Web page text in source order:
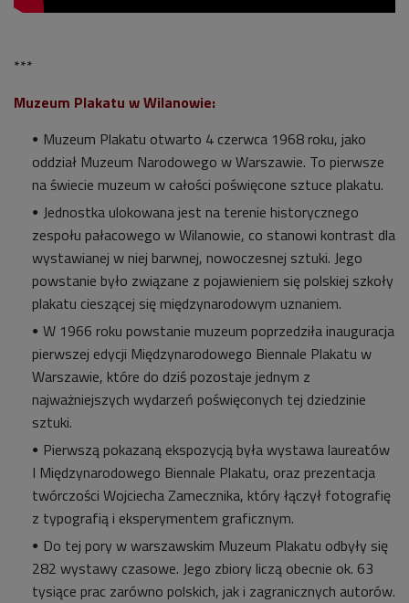
***
Muzeum Plakatu w Wilanowie:
Muzeum Plakatu otwarto 4 czerwca 1968 roku, jako
oddział Muzeum Narodowego w Warszawie. To pierwsze
na świecie muzeum w całości poświęcone sztuce plakatu.
Jednostka ulokowana jest na terenie historycznego
zespołu pałacowego w Wilanowie, co stanowi kontrast dla
wystawianej w niej barwnej, nowoczesnej sztuki. Jego
powstanie było związane z pojawieniem się polskiej szkoły
plakatu cieszącej się międzynarodowym uznaniem.
W 1966 roku powstanie muzeum poprzedziła inauguracja
pierwszej edycji Międzynarodowego Biennale Plakatu w
Warszawie, które do dziś pozostaje jednym z
najważniejszych wydarzeń poświęconych tej dziedzinie
sztuki.
Pierwszą pokazaną ekspozycją była wystawa laureatów
I Międzynarodowego Biennale Plakatu, oraz prezentacja
twórczości Wojciecha Zamecznika, który łączył fotografię
z typografią i eksperymentem graficznym.
Do tej pory w warszawskim Muzeum Plakatu odbyły się
282 wystawy czasowe. Jego zbiory liczą obecnie ok. 63
tysiące prac zarówno polskich, jak i zagranicznych autorów.